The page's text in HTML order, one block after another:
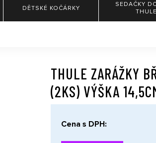
DĚTSKÉ KOČÁRKY
SEDAČKY
THULE
THULE ZARÁŽKY
(2KS) VÝŠKA
Cena s DPH: